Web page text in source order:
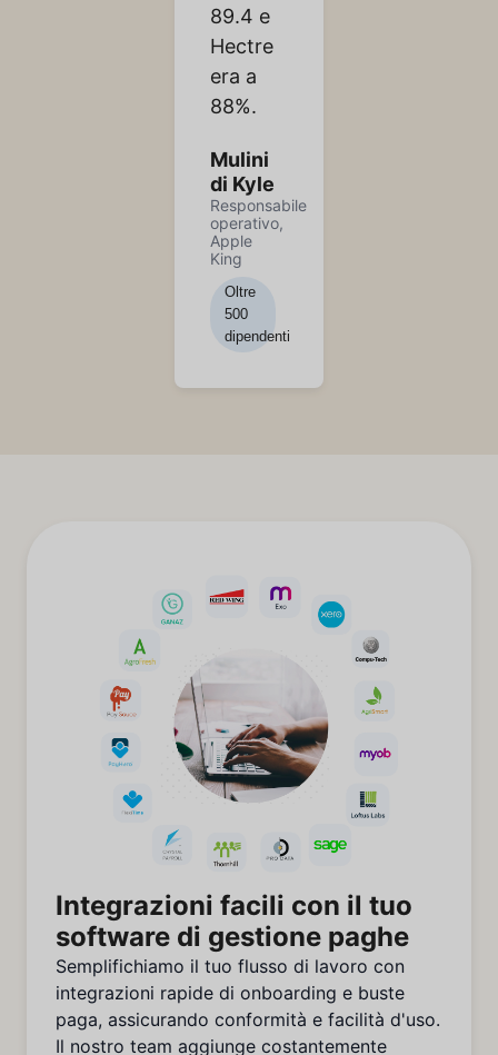
89.4 e
Hectre
era a
88%.
Mulini
di Kyle
Responsabile
operativo,
Apple
King
Oltre
500
dipendenti
Integrazioni facili con il tuo
software di gestione paghe
Semplifichiamo il tuo flusso di lavoro con
integrazioni rapide di onboarding e buste
paga, assicurando conformità e facilità d'uso.
Il nostro team aggiunge costantemente